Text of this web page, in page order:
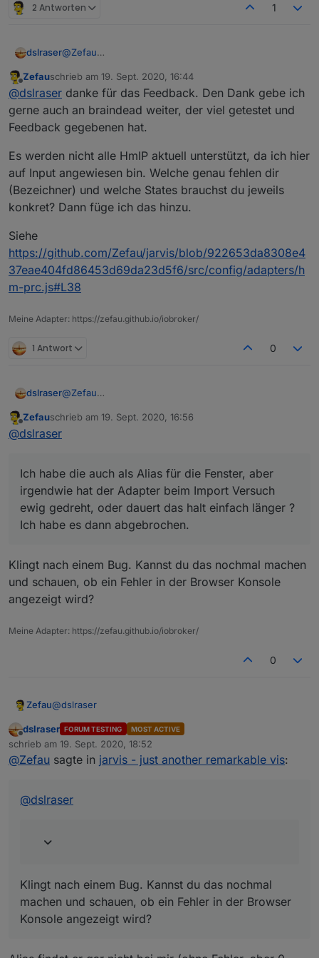
2 Antworten 1
dslraser@Zefau
wirklich viel drinn.
Die Lampen(bei mir HUE) gehen wirklich schnell zu
erstellen. Wenn man mal kapiert hat wie man die Icon
setzen kann sieht es auch gut aus. Die Steuerung der
Lampen funktioniert im vollem Umfang.👍
Beispiel bei mir
Bei den Fenstern (bei mir HMIP) ist es schon etwas
mehr geklicke, weil beim Import fast nur unrech
Fenster dazu bauen.
irgendwie hat der Adapter beim Import Versuch ewig
gedreht, oder dauert das halt einfach länger ? Ich
Offline
Zefauschrieb am 19. Sept. 2020, 16:44
zuletzt editiert von
@dslraser danke für das Feedback. Den Dank gebe ich
gerne auch an braindead weiter, der viel getestet und
Feedback gegebenen hat.
Es werden nicht alle HmIP aktuell unterstützt, da ich hier
auf Input angewiesen bin. Welche genau fehlen dir
(Bezeichner) und welche States brauchst du jeweils
konkret? Dann füge ich das hinzu.
Siehe
https://github.com/Zefau/jarvis/blob/922653da8308e4
37eae404fd86453d69da23d5f6/src/config/adapters/h
m-prc.js#L38
Meine Adapter: https://zefau.github.io/iobroker/
1 Antwort 0
dslraser@Zefau
wirklich viel drinn.
Lampen funktioniert im vollem Umfang.👍
Beispiel bei mir
Bei den Fenstern (bei mir HMIP) ist es schon etwas
eingelesen wurde. (bei mir), da muß ich noch ca. 20
Offline
Zefauschrieb am 19. Sept. 2020, 16:56
zuletzt editiert von
@dslraser
Ich habe die auch als Alias für die Fenster, aber
irgendwie hat der Adapter beim Import Versuch
ewig gedreht, oder dauert das halt einfach länger ?
Ich habe es dann abgebrochen.
Klingt nach einem Bug. Kannst du das nochmal machen
und schauen, ob ein Fehler in der Browser Konsole
angezeigt wird?
Meine Adapter: https://zefau.github.io/iobroker/
0
Zefau@dslraser
Ich habe die auch als Alias für die Fenster, aber
irgendwie hat der Adapter beim Import Versuch
ewig gedreht, oder dauert das halt einfach länger ?
Klingt nach einem Bug. Kannst du das nochmal machen
angezeigt wird?
Offline
dslraser FORUM TESTING MOST ACTIVE
schrieb am 19. Sept. 2020, 18:52
zuletzt editiert von
@Zefau sagte in jarvis - just another remarkable vis:
@dslraser
Klingt nach einem Bug. Kannst du das nochmal
machen und schauen, ob ein Fehler in der Browser
Konsole angezeigt wird?